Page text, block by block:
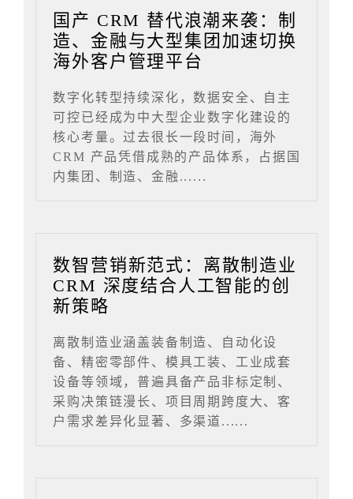
国产 CRM 替代浪潮来袭：制
造、金融与大型集团加速切换
海外客户管理平台
数字化转型持续深化，数据安全、自主
可控已经成为中大型企业数字化建设的
核心考量。过去很长一段时间，海外
CRM 产品凭借成熟的产品体系，占据国
内集团、制造、金融......
数智营销新范式：离散制造业
CRM 深度结合人工智能的创
新策略
离散制造业涵盖装备制造、自动化设
备、精密零部件、模具工装、工业成套
设备等领域，普遍具备产品非标定制、
采购决策链漫长、项目周期跨度大、客
户需求差异化显著、多渠道......